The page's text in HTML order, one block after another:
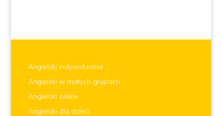
Angielski indywidualnie
Angielski w małych grupach
Angielski online
Angielski dla dzieci